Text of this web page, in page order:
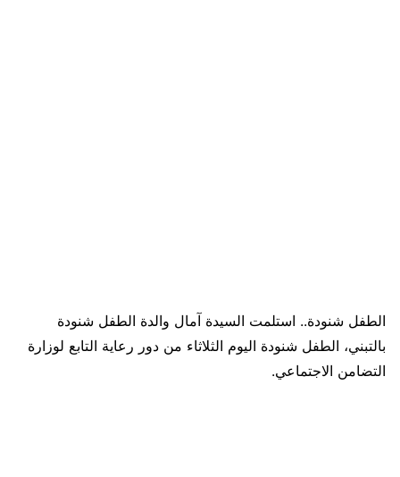
الطفل شنودة.. استلمت السيدة آمال والدة الطفل شنودة
بالتبني، الطفل شنودة اليوم الثلاثاء من دور رعاية التابع لوزارة
التضامن الاجتماعي.